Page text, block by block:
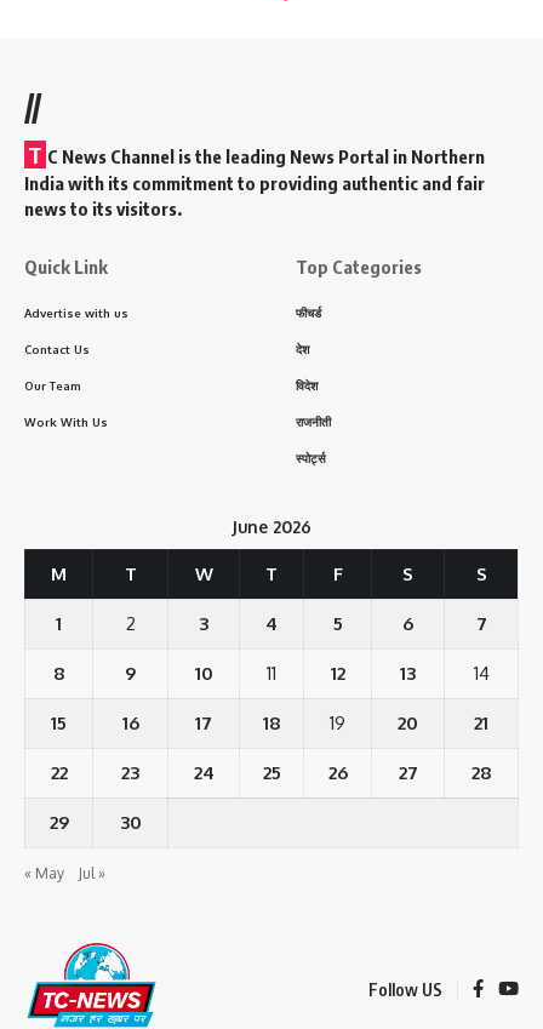
//
T C News Channel is the leading News Portal in Northern
India with its commitment to providing authentic and fair
news to its visitors.
Quick Link
Advertise with us
Contact Us
Our Team
Work With Us
Top Categories
फीचर्ड
देश
विदेश
राजनीती
स्पोर्ट्स
June 2026
M T W T F S S
1 2 3 4 5 6 7
8 9 10 11 12 13 14
15 16 17 18 19 20 21
22 23 24 25 26 27 28
29 30
« May Jul »
Follow US